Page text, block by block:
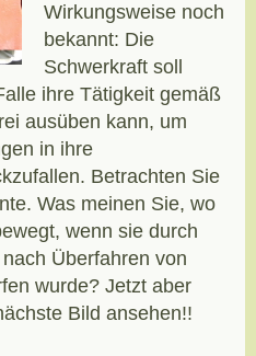
Wirkungsweise noch
bekannt: Die
Schwerkraft soll
ihre Tätigkeit gemäß
ausüben kann, um
in ihre
Betrachten Sie
Was meinen Sie, wo
wenn sie durch
Überfahren von
wurde? Jetzt aber
Bild ansehen!!